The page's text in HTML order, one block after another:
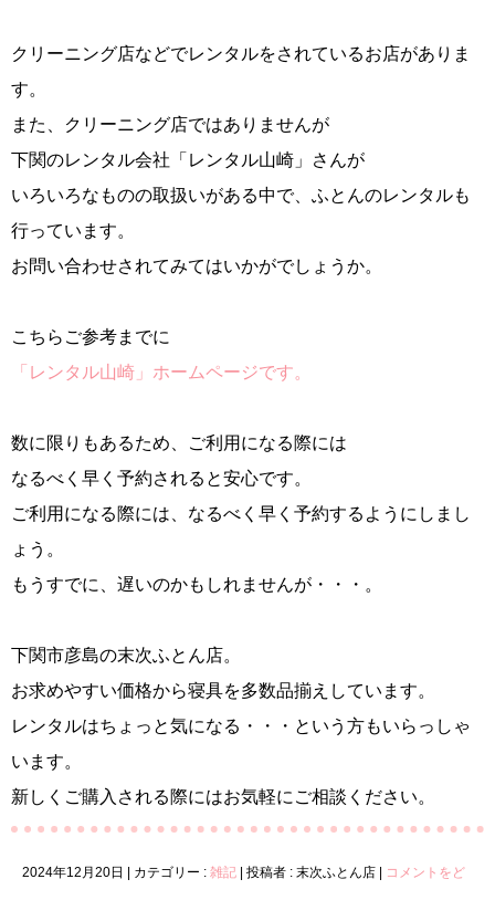
クリーニング店などでレンタルをされているお店がありま
す。
また、クリーニング店ではありませんが
下関のレンタル会社「レンタル山崎」さんが
いろいろなものの取扱いがある中で、ふとんのレンタルも
行っています。
お問い合わせされてみてはいかがでしょうか。
こちらご参考までに
「レンタル山崎」ホームページです。
数に限りもあるため、ご利用になる際には
なるべく早く予約されると安心です。
ご利用になる際には、なるべく早く予約するようにしまし
ょう。
もうすでに、遅いのかもしれませんが・・・。
下関市彦島の末次ふとん店。
お求めやすい価格から寝具を多数品揃えしています。
レンタルはちょっと気になる・・・という方もいらっしゃ
います。
新しくご購入される際にはお気軽にご相談ください。
2024年12月20日 カテゴリー : 雑記 投稿者 : 末次ふとん店 コメントをど